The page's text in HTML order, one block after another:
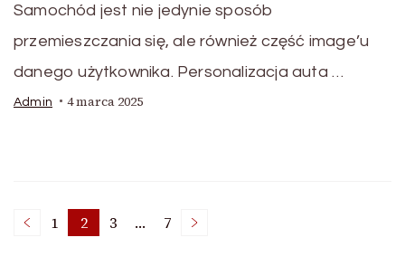
Samochód jest nie jedynie sposób
przemieszczania się, ale również część image’u
danego użytkownika. Personalizacja auta …
Admin 4 marca 2025
Stronicowanie
Strona
1 Strona
2 Strona
3 … Strona
7